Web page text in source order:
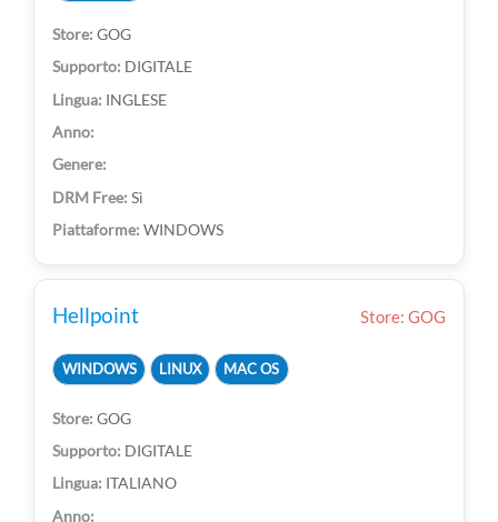
GOG
DIGITALE
INGLESE
Sì
WINDOWS
Hellpoint Store: GOG
WINDOWS LINUX MAC OS
GOG
DIGITALE
ITALIANO